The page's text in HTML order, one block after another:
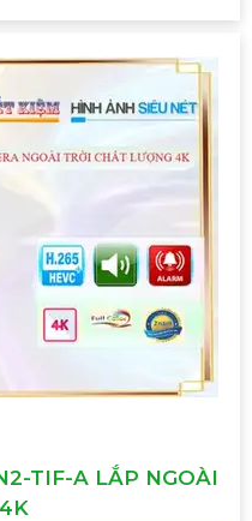
TIF-A LẮP NGOÀI